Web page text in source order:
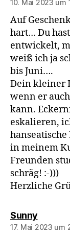
10. Mai 2023 um
Auf
hart… Du
entwickelt,
weiß ich ja
bis Juni….
Dein kleiner
wenn er
kann.
eskalieren,
in meinem
Freunden
schräg! :-)))
Herzliche
Sunnysagt:
17. Mai 2023 um